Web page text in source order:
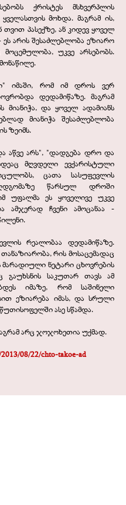
ქრისტეს მსხვერპლის
მოხდა. მაგრამ ის,
პასექზე, ან კიდევ ყოველ
ეს არის შესაძლებლობა ეზიარო
უკვე არსებობს.
იმაში, რომ იმ დროს ვერ
დედამიწაზე. მაგრამ
მიანიჭა, და ყოველ ადამიანს
მიანიჭა შესაძლებლობა
ზეიმს.
აწვე არს", "დადგება დრო და
მღვდელი ევქარისტული
ცათა სასუფევლის
წარსულ დროში
უფალმა ეს ყოველივე უკვე
ამჯერად ჩვენი ამოცანაა -
რეალობაა დედამიწაზე.
რის მოსაცემადაც
მარადიული ნეტარი ცხოვრების
საკუთარ თავს ამ
იმაზე, რომ საშინელი
ეზიარება იმას, და სრული
წუთისოფელში ასე სწამდა.
არც ჯოჯოხეთია უქმად.
08/22/chto-takoe-ad